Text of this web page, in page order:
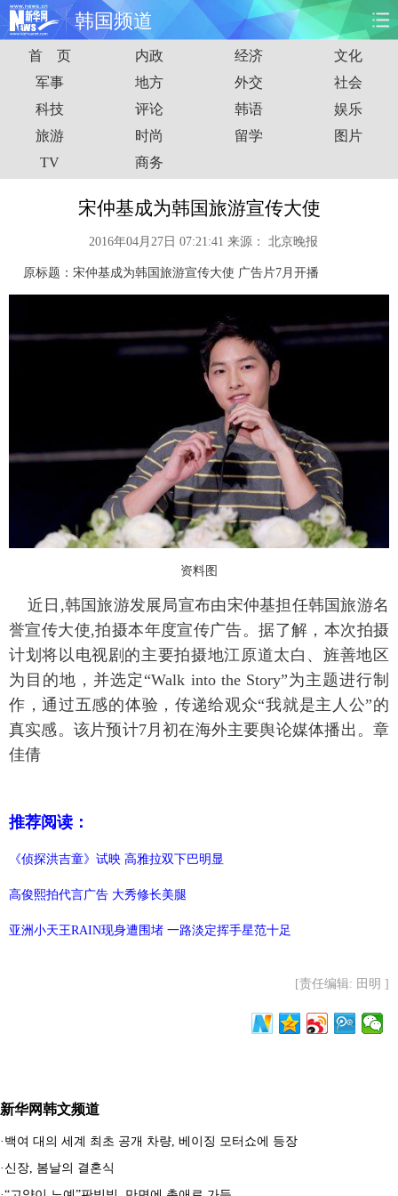
韩国频道
首页 时政 国际 财经
娱乐 体育 人事 教育
时尚 思客
台湾 华人
能源 房产
图片 视频 彩票 食品
旅游 健康 信息化 数据
军事
新华广播
新华电视英文 返回PC
首 页 内政 经济
文化
军事
地方 外交
社会
科技
评论 韩语
娱乐
旅游
时尚 留学
图片
TV
商务
宋仲基成为韩国旅游宣传大使
2016年04月27日 07:21:41 来源： 北京晚报
原标题：宋仲基成为韩国旅游宣传大使 广告片7月开播
资料图
近日,韩国旅游发展局宣布由宋仲基担任韩国旅游名
誉宣传大使,拍摄本年度宣传广告。据了解，本次拍摄
计划将以电视剧的主要拍摄地江原道太白、旌善地区
为目的地，并选定“Walk into the Story”为主题进行制
作，通过五感的体验，传递给观众“我就是主人公”的
真实感。该片预计7月初在海外主要舆论媒体播出。章
佳倩
推荐阅读：
《侦探洪吉童》试映 高雅拉双下巴明显
高俊熙拍代言广告 大秀修长美腿
亚洲小天王RAIN现身遭围堵 一路淡定挥手星范十足
[责任编辑: 田明 ]
新华网韩文频道
· 백여 대의 세계 최초 공개 차량, 베이징 모터쇼에 등장
· 신장, 봄날의 결혼식